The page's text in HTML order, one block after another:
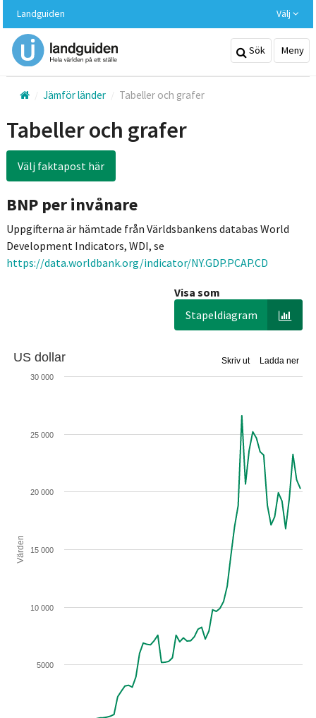
huvudinnehållet
Landguiden Välj
Sök Meny
Jämför länder Tabeller och grafer
Tabeller och grafer
Välj faktapost här
BNP per invånare
Uppgifterna är hämtade från Världsbankens databas World
Development Indicators, WDI, se
https://data.worldbank.org/indicator/NY.GDP.PCAP.CD
Visa som
Stapeldiagram
Ladda ner
Skriv ut
Värden
US dollar
5000
10 000
15 000
20 000
25 000
30 000